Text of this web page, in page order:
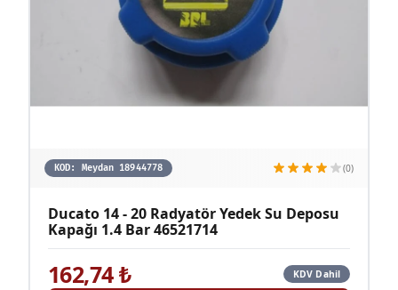
KOD: Meydan 18944778 (0)
Ducato 14 - 20 Radyatör Yedek Su Deposu
Kapağı 1.4 Bar 46521714
162,74₺ KDV Dahil